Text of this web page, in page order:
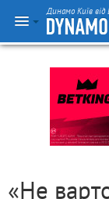
Динамо Київ від
«Не